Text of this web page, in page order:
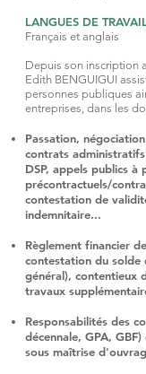
LANGUES DE
Français et anglais
Depuis son inscription
Edith BENGUIGUI
personnes publiques
entreprises, dans les
Passation,
contrats
DSP, appels publics
précontractuels/
contestation de
indemnitaire...
Règlement financier
contestation du solde
général), contentieux
travaux
Responsabilités des
décennale, GPA,
sous maîtrise